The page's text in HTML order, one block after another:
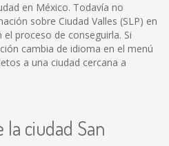
en México. Todavía no
sobre Ciudad Valles (SLP) en
proceso de conseguirla. Si
cambia de idioma en el menú
a una ciudad cercana a
ciudad San